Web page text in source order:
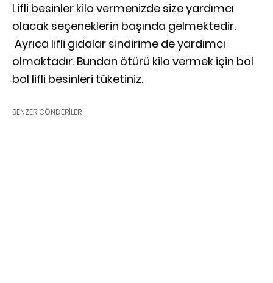
Lifli besinler kilo vermenizde size yardımcı
olacak seçeneklerin başında gelmektedir.
Ayrıca lifli gıdalar sindirime de yardımcı
olmaktadır. Bundan ötürü kilo vermek için bol
bol lifli besinleri tüketiniz.
BENZER GÖNDERILER